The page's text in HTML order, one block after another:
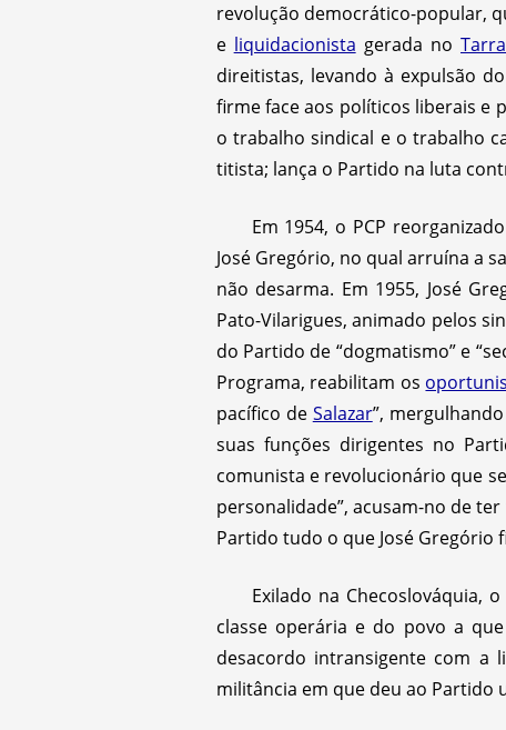
revolução democrático-popular,
e liquidacionista gerada no
direitistas, levando à expulsão
firme face aos políticos liberais e
o trabalho sindical e o trabalho
titista; lança o Partido na luta
Em 1954, o PCP
José Gregório, no qual arruína a
não desarma. Em 1955, José
Pato-Vilarigues, animado pelos
do Partido de “dogmatismo” e
Programa, reabilitam os
pacífico de Salazar”,
suas funções dirigentes no
comunista e revolucionário que
personalidade”, acusam-no de
Partido tudo o que José Gregório
Exilado na Checoslováquia,
classe operária e do povo a
desacordo intransigente com a
militância em que deu ao